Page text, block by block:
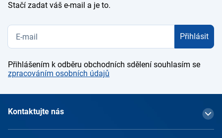
Stačí zadat váš e-mail a je to.
Přihlásit
Přihlášením k odběru obchodních sdělení souhlasím se
zpracováním osobních údajů
Kontaktujte nás